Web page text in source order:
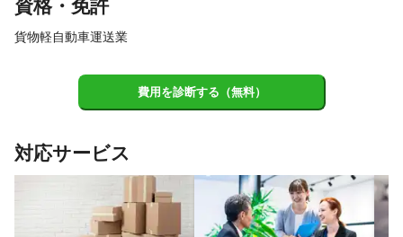
資格・免許
貨物軽自動車運送業
費用を診断する（無料）
対応サービス